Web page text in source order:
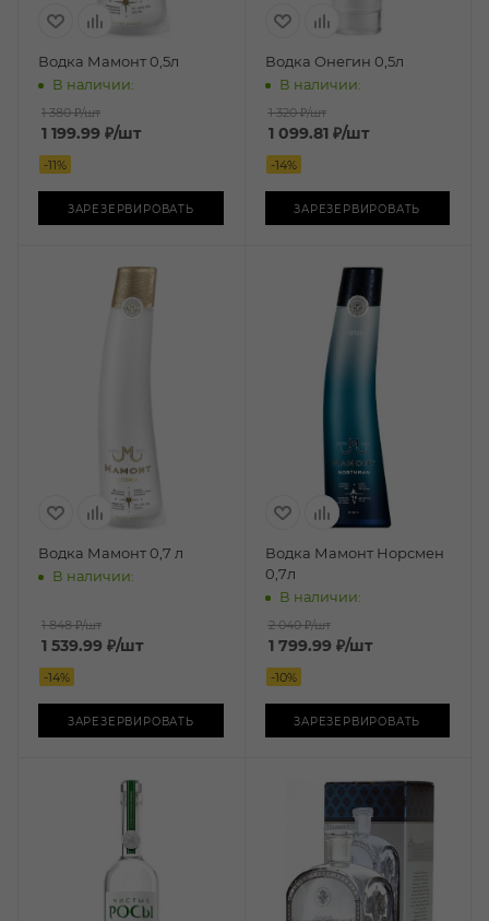
Водка Мамонт 0,5л
В наличии:
1 380 ₽/шт
1 199.99 ₽/шт
-11%
ЗАРЕЗЕРВИРОВАТЬ
Водка Онегин 0,5л
В наличии:
1 320 ₽/шт
1 099.81 ₽/шт
-14%
ЗАРЕЗЕРВИРОВАТЬ
Водка Мамонт 0,7 л
В наличии:
1 848 ₽/шт
1 539.99 ₽/шт
-14%
ЗАРЕЗЕРВИРОВАТЬ
Водка Мамонт Норсмен
0,7л
В наличии:
2 040 ₽/шт
1 799.99₽/шт
-10%
ЗАРЕЗЕРВИРОВАТЬ